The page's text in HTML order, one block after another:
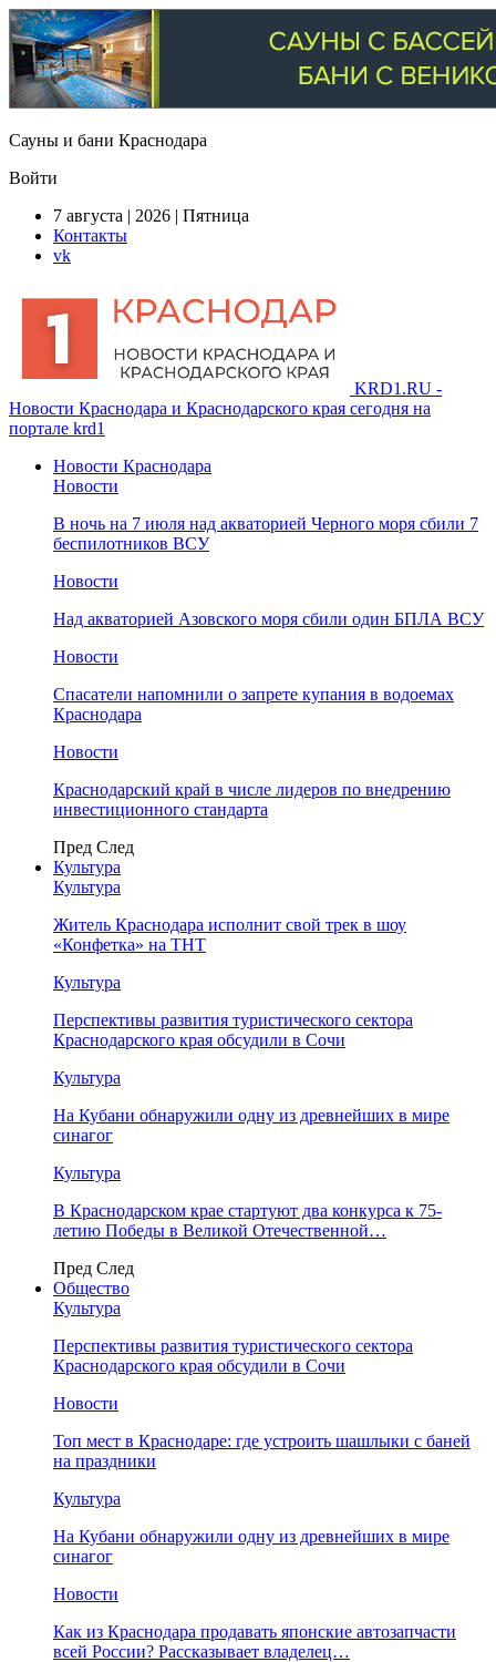
Сауны и бани Краснодара
Войти
7 августа | 2026 | Пятница
Контакты
vk
KRD1.RU -
Новости Краснодара и Краснодарского края сегодня на
портале krd1
Новости Краснодара
Новости
В ночь на 7 июля над акваторией Черного моря сбили 7
беспилотников ВСУ
Новости
Над акваторией Азовского моря сбили один БПЛА ВСУ
Новости
Спасатели напомнили о запрете купания в водоемах
Краснодара
Новости
Краснодарский край в числе лидеров по внедрению
инвестиционного стандарта
Пред След
Культура
Культура
Житель Краснодара исполнит свой трек в шоу
«Конфетка» на ТНТ
Культура
Перспективы развития туристического сектора
Краснодарского края обсудили в Сочи
Культура
На Кубани обнаружили одну из древнейших в мире
синагог
Культура
В Краснодарском крае стартуют два конкурса к 75-
летию Победы в Великой Отечественной…
Пред След
Общество
Культура
Перспективы развития туристического сектора
Краснодарского края обсудили в Сочи
Новости
Топ мест в Краснодаре: где устроить шашлыки с баней
на праздники
Культура
На Кубани обнаружили одну из древнейших в мире
синагог
Новости
Как из Краснодара продавать японские автозапчасти
всей России? Рассказывает владелец…